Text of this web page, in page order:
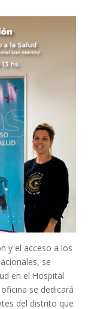
y el acceso a los
se
en el Hospital
se dedicará
del distrito que